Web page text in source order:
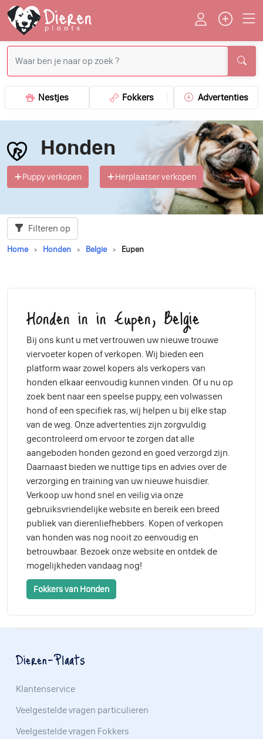
Nestjes Fokkers Advertenties
Honden
Puppy verkopen Herplaatser verkopen
Filteren op
Home Honden Belgie Eupen
Honden in in Eupen, Belgie
Bij ons kunt u met vertrouwen uw nieuwe trouwe
viervoeter kopen of verkopen. Wij bieden een
platform waar zowel kopers als verkopers van
honden elkaar eenvoudig kunnen vinden. Of u nu op
zoek bent naar een speelse puppy, een volwassen
hond of een specifiek ras, wij helpen u bij elke stap
van de weg. Onze advertenties zijn zorgvuldig
gecontroleerd om ervoor te zorgen dat alle
aangeboden honden gezond en goed verzorgd zijn.
Daarnaast bieden we nuttige tips en advies over de
verzorging en training van uw nieuwe huisdier.
Verkoop uw hond snel en veilig via onze
gebruiksvriendelijke website en bereik een breed
publiek van dierenliefhebbers. Kopen of verkopen
van honden was nog nooit zo eenvoudig en
betrouwbaar. Bezoek onze website en ontdek de
mogelijkheden vandaag nog!
Fokkers van Honden
Dieren-Plaats
Klantenservice
Veelgestelde vragen particulieren
Veelgestelde vragen Fokkers